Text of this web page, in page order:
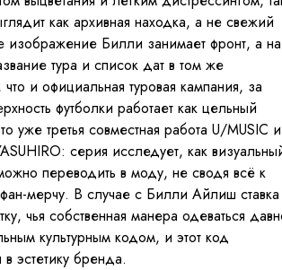
как архивная находка, а не свежий
изображение Билли занимает фронт, а на
тура и список дат в том же
и официальная туровая кампания, за
футболки работает как цельный
уже третья совместная работа U/MUSIC и
серия исследует, как
переводить в моду, не сводя всё к
мерчу. В случае с Билли Айлиш ставка
чья собственная манера одеваться
культурным кодом, и этот код
в эстетику бренда.